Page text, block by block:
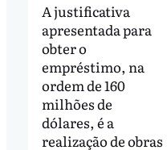
A justificativa
apresentada para
obter o
empréstimo, na
ordem de 160
milhões de
dólares, é a
realização de obras